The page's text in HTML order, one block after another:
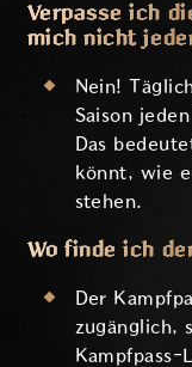
Verpasse ich
mich nicht
Nein!
Saison
Das
könnt, wie
stehen.
Wo finde ich
Der
zugänglich,